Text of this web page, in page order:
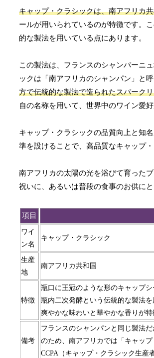
キャップ・クラシックは、南アフリカ
ールが用いられているのが特徴です。
的な製法を用いている点にあります。
この製法は、フランスのシャンパーニ
ックは「南アフリカのシャンパン」と
方で伝統的な製法で造られたスパーク
自の名称を用いて、世界中のワイン愛
キャップ・クラシックの品質向上と知
準を設けることで、高品質なキャップ
南アフリカの太陽の光を浴びて育った
祝いに、あるいは普段の食事のお供に
項目
ワイ
ン名
キャップ・クラシック
生産
地
南アフリカ共和国
特徴
瓶口に王冠のような形のキャップシ
瓶内二次発酵という伝統的な製法を
爽やかな味わいと華やかな香りが特
備考
フランスのシャンパンと同じ製法
のため、南アフリカでは「キャッ
CCPA（キャップ・クラシック生産